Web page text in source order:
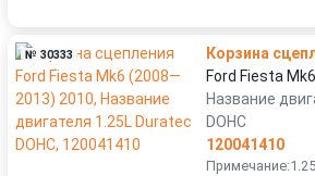
№ 30333
Корзина
Ford Fiesta
Название
DOHC
120041410